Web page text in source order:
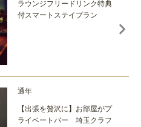
ラウンジフリードリンク特典
付スマートステイプラン
通年
【出張を贅沢に】お部屋がプ
ライベートバー 埼玉クラフ